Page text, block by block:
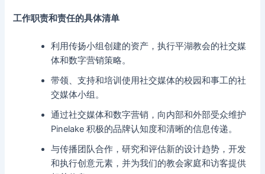
工作职责和责任的具体清单
利用传扬小组创建的资产，执行平湖教会的社交媒
体和数字营销策略。
带领、支持和培训使用社交媒体的校园和事工的社
交媒体小组。
通过社交媒体和数字营销，向内部和外部受众维护
Pinelake 积极的品牌认知度和清晰的信息传递。
与传播团队合作，研究和评估新的设计趋势，开发
和执行创意元素，并为我们的教会家庭和访客提供